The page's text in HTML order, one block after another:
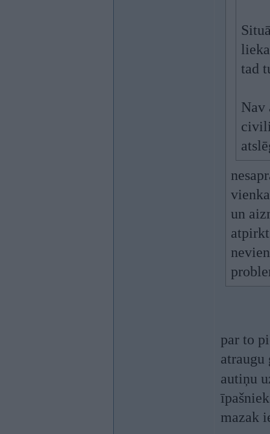
tad
Nav
un
par to
autiņu
mazak